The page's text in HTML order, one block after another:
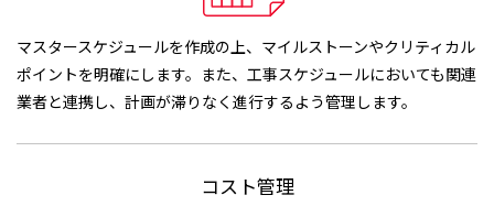
マスタースケジュールを作成の上、マイルストーンやクリティカル
ポイントを明確にします。また、工事スケジュールにおいても関連
業者と連携し、計画が滞りなく進行するよう管理します。
コスト管理